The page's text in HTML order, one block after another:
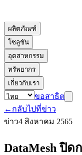
ผลิตภัณฑ์
โซลูชัน
อุตสาหกรรม
ทรัพยากร
เกี่ยวกับเรา
ขอสาธิต
← กลับไปที่ข่าว
ข่าว4 สิงหาคม 2565
DataMesh ปิ